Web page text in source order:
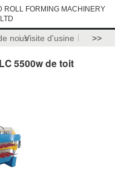
ROLL FORMING MACHINERY
nousVisite d'usine >>
5500w de toit